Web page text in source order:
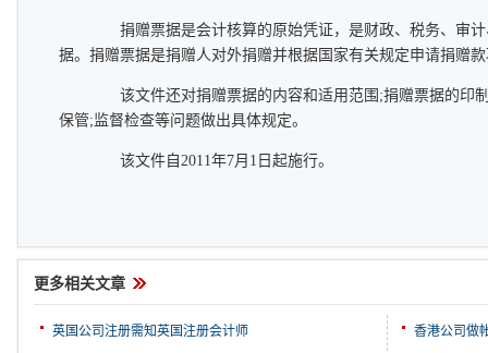
捐赠票据是会计核算的原始凭证，是财政、税务、审计
据。捐赠票据是捐赠人对外捐赠并根据国家有关规定申请捐赠
该文件还对捐赠票据的内容和适用范围;捐赠票据的印
保管;监督检查等问题做出具体规定。
该文件自2011年7月1日起施行。
更多相关文章
英国公司注册需知英国注册会计师
香港公司做